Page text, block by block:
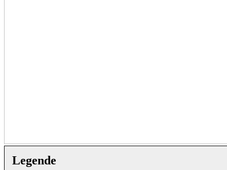
Legende